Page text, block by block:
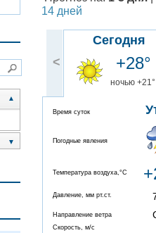
▲
▼
14 дней
<
Сегодня
+28°
ночью +21°
Время суток
Погодные явления
Температура воздуха,°C
Давление, мм рт.ст.
Направление ветра
Скорость, м/с